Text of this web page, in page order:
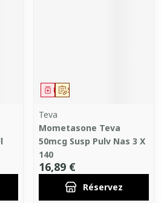
Sur prescription
Médicament
Teva
Mometasone Teva
50mcg Susp Pulv Nas 3 X
140
16,89 €
Réservez